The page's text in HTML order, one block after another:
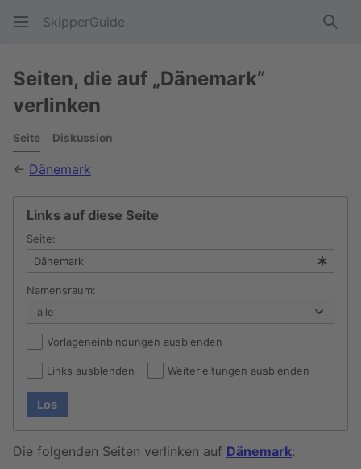
SkipperGuide
Seiten, die auf „Dänemark“
verlinken
Seite Diskussion
← Dänemark
Links auf diese Seite
Seite:
Namensraum:
Vorlageneinbindungen ausblenden
Links ausblenden Weiterleitungen ausblenden
Los
Die folgenden Seiten verlinken auf Dänemark: